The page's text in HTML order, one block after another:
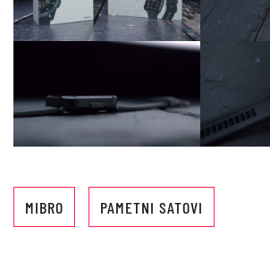
MIBRO PAMETNI SATOVI